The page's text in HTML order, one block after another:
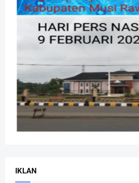
IKLAN